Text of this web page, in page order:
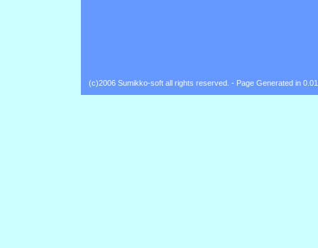
(c)2006 Sumikko-soft all rights reserved. - Page Generated in